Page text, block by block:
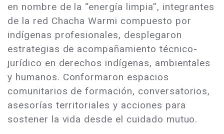
en nombre de la “energía limpia”, integrantes
de la red Chacha Warmi compuesto por
indígenas profesionales, desplegaron
estrategias de acompañamiento técnico-
jurídico en derechos indígenas, ambientales
y humanos. Conformaron espacios
comunitarios de formación, conversatorios,
asesorías territoriales y acciones para
sostener la vida desde el cuidado mutuo.